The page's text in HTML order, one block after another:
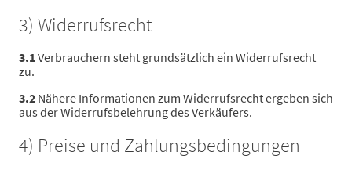
3) Widerrufsrecht
3.1Verbrauchern steht grundsätzlich ein Widerrufsrecht
zu.
3.2 Nähere Informationen zum Widerrufsrecht ergeben sich
aus der Widerrufsbelehrung des Verkäufers.
4) Preise und Zahlungsbedingungen